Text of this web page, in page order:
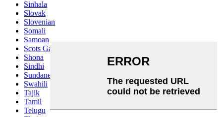
Sinhala
Slovak
Slovenian
Somali
Samoan
Scots Gaelic
Shona
Sindhi
Sundanese
Swahili
Tajik
Tamil
Telugu